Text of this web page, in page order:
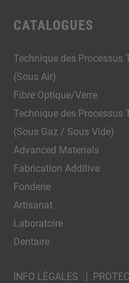
CATALOGUES
Technique des Processus
(Sous Air)
Fibre Optique/Verre
Technique des Processus
(Sous Gaz / Sous Vide)
Advanced Materials
Fabrication Additive
Fonderie
Artisanat
Laboratoire
Dentaire
INFO LÈGALES |